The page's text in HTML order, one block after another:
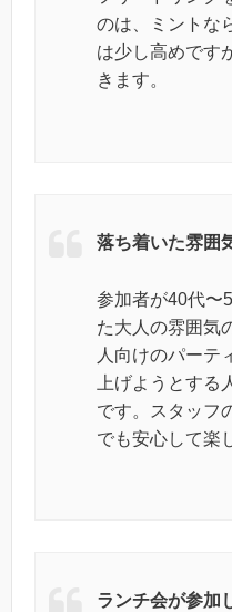
のは、ミントな
は少し高めです
きます。
落ち着いた雰囲
参加者が40代〜
た大人の雰囲気
人向けのパーテ
上げようとする
です。スタッフ
でも安心して楽
ランチ会が参加